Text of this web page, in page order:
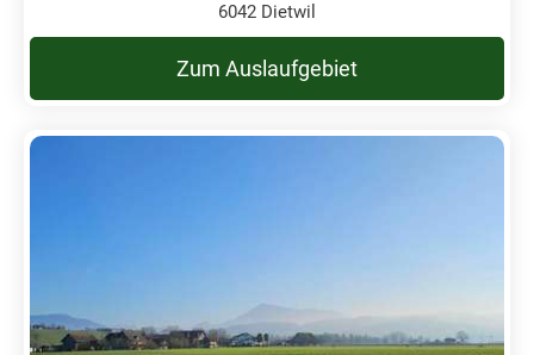
6042 Dietwil
Zum Auslaufgebiet